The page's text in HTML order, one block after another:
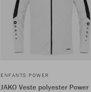
ENFANTS POWER
JAKO Veste polyester Power